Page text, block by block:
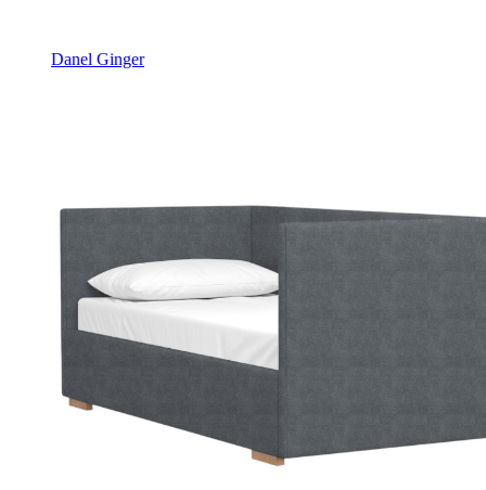
Danel Ginger